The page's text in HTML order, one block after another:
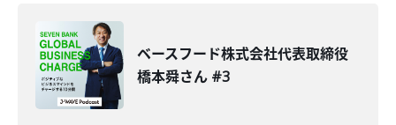
ベースフード株式会社代表取締役
橋本舜さん #3